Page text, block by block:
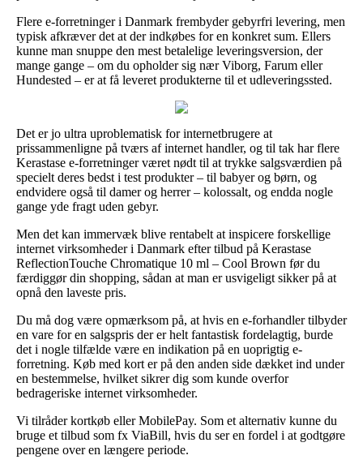
Flere e-forretninger i Danmark frembyder gebyrfri levering, men
typisk afkræver det at der indkøbes for en konkret sum. Ellers
kunne man snuppe den mest betalelige leveringsversion, der
mange gange – om du opholder sig nær Viborg, Farum eller
Hundested – er at få leveret produkterne til et udleveringssted.
Det er jo ultra uproblematisk for internetbrugere at
prissammenligne på tværs af internet handler, og til tak har flere
Kerastase e-forretninger været nødt til at trykke salgsværdien på
specielt deres bedst i test produkter – til babyer og børn, og
endvidere også til damer og herrer – kolossalt, og endda nogle
gange yde fragt uden gebyr.
Men det kan immervæk blive rentabelt at inspicere forskellige
internet virksomheder i Danmark efter tilbud på Kerastase
ReflectionTouche Chromatique 10 ml – Cool Brown før du
færdiggør din shopping, sådan at man er usvigeligt sikker på at
opnå den laveste pris.
Du må dog være opmærksom på, at hvis en e-forhandler tilbyder
en vare for en salgspris der er helt fantastisk fordelagtig, burde
det i nogle tilfælde være en indikation på en uoprigtig e-
forretning. Køb med kort er på den anden side dækket ind under
en bestemmelse, hvilket sikrer dig som kunde overfor
bedrageriske internet virksomheder.
Vi tilråder kortkøb eller MobilePay. Som et alternativ kunne du
bruge et tilbud som fx ViaBill, hvis du ser en fordel i at godtgøre
pengene over en længere periode.